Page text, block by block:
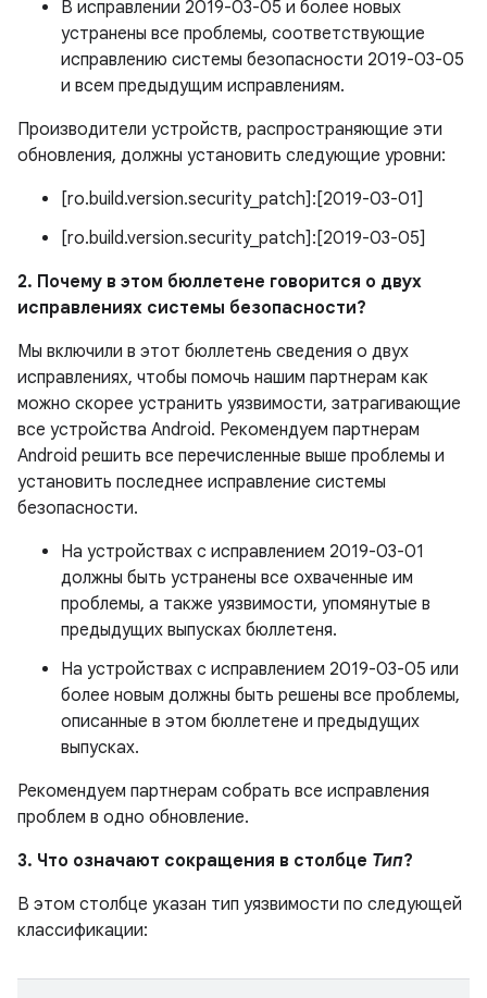
В исправлении 2019-03-05 и более новых
устранены все проблемы, соответствующие
исправлению системы безопасности 2019-03-05
и всем предыдущим исправлениям.
Производители устройств, распространяющие эти
обновления, должны установить следующие уровни:
[ro.build.version.security_patch]:[2019-03-01]
[ro.build.version.security_patch]:[2019-03-05]
2. Почему в этом бюллетене говорится о двух
исправлениях системы безопасности?
Мы включили в этот бюллетень сведения о двух
исправлениях, чтобы помочь нашим партнерам как
можно скорее устранить уязвимости, затрагивающие
все устройства Android. Рекомендуем партнерам
Android решить все перечисленные выше проблемы и
установить последнее исправление системы
безопасности.
На устройствах с исправлением 2019-03-01
должны быть устранены все охваченные им
проблемы, а также уязвимости, упомянутые в
предыдущих выпусках бюллетеня.
На устройствах с исправлением 2019-03-05 или
более новым должны быть решены все проблемы,
описанные в этом бюллетене и предыдущих
выпусках.
Рекомендуем партнерам собрать все исправления
проблем в одно обновление.
3. Что означают сокращения в столбце Тип?
В этом столбце указан тип уязвимости по следующей
классификации: